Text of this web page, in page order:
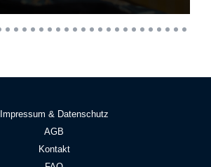
Impressum & Datenschutz
AGB
Kontakt